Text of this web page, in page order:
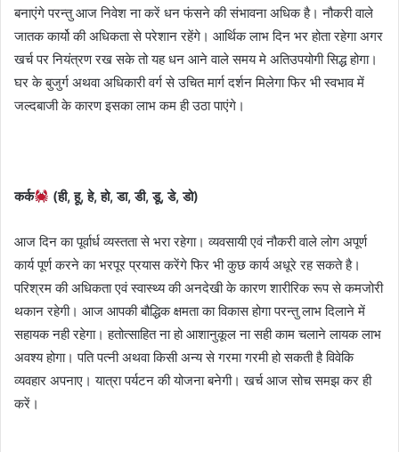
बनाएंगे परन्तु आज निवेश ना करें धन फंसने की संभावना अधिक है। नौकरी वाले
जातक कार्यो की अधिकता से परेशान रहेंगे। आर्थिक लाभ दिन भर होता रहेगा अगर
खर्च पर नियंत्रण रख सके तो यह धन आने वाले समय मे अतिउपयोगी सिद्ध होगा।
घर के बुजुर्ग अथवा अधिकारी वर्ग से उचित मार्ग दर्शन मिलेगा फिर भी स्वभाव में
जल्दबाजी के कारण इसका लाभ कम ही उठा पाएंगे।
कर्क (ही, हू, हे, हो, डा, डी, डू, डे, डो)
आज दिन का पूर्वार्ध व्यस्तता से भरा रहेगा। व्यवसायी एवं नौकरी वाले लोग अपूर्ण
कार्य पूर्ण करने का भरपूर प्रयास करेंगे फिर भी कुछ कार्य अधूरे रह सकते है।
परिश्रम की अधिकता एवं स्वास्थ्य की अनदेखी के कारण शारीरिक रूप से कमजोरी
थकान रहेगी। आज आपकी बौद्धिक क्षमता का विकास होगा परन्तु लाभ दिलाने में
सहायक नही रहेगा। हतोत्साहित ना हो आशानुकूल ना सही काम चलाने लायक लाभ
अवश्य होगा। पति पत्नी अथवा किसी अन्य से गरमा गरमी हो सकती है विवेकि
व्यवहार अपनाए। यात्रा पर्यटन की योजना बनेगी। खर्च आज सोच समझ कर ही
करें।